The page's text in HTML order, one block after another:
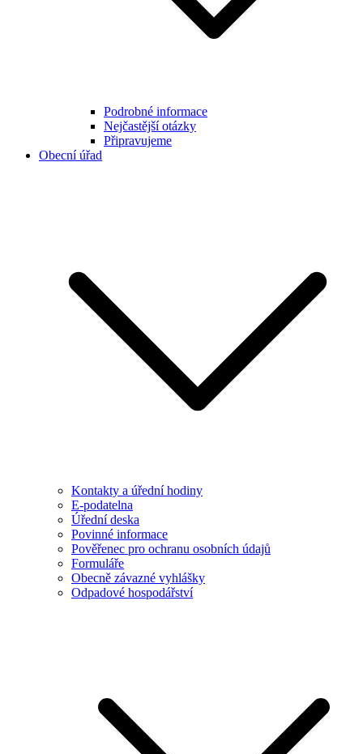
Podrobné informace
Nejčastější otázky
Připravujeme
Obecní úřad
Kontakty a úřední hodiny
E-podatelna
Úřední deska
Povinné informace
Pověřenec pro ochranu osobních údajů
Formuláře
Obecně závazné vyhlášky
Odpadové hospodářství